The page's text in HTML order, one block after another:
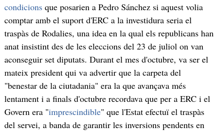
condicionsque posarien a Pedro Sánchez si aquest volia
comptar amb el suport d'ERC a la investidura seria el
traspàs de Rodalies, una idea en la qual els republicans han
anat insistint des de les eleccions del 23 de juliol on van
aconseguir set diputats. Durant el mes d'octubre, va ser el
mateix president qui va advertir que la carpeta del
"benestar de la ciutadania" era la que avançava més
lentament i a finals d'octubre recordava que per a ERC i el
Govern era "imprescindible" que l'Estat efectuï el traspàs
del servei, a banda de garantir les inversions pendents en